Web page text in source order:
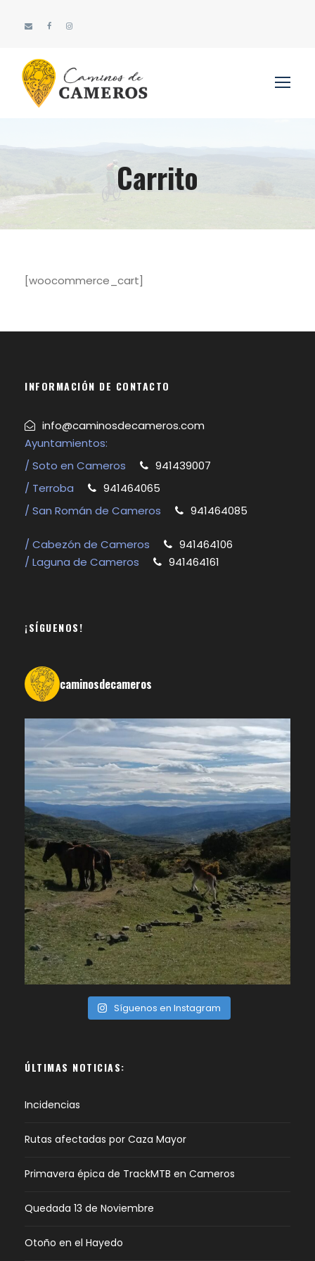
Carrito
[woocommerce_cart]
INFORMACIÓN DE CONTACTO
info@caminosdecameros.com
Ayuntamientos:
/ Soto en Cameros
941439007
/ Terroba
941464065
/ San Román de Cameros
941464085
/ Cabezón de Cameros
941464106
/ Laguna de Cameros
941464161
¡SÍGUENOS!
caminosdecameros
Síguenos en Instagram
ÚLTIMAS NOTICIAS:
Incidencias
Rutas afectadas por Caza Mayor
Primavera épica de TrackMTB en Cameros
Quedada 13 de Noviembre
Otoño en el Hayedo